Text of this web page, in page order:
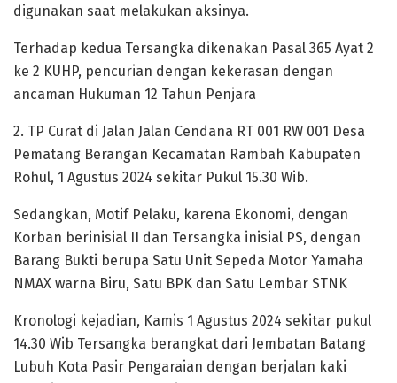
digunakan saat melakukan aksinya.
Terhadap kedua Tersangka dikenakan Pasal 365 Ayat 2
ke 2 KUHP, pencurian dengan kekerasan dengan
ancaman Hukuman 12 Tahun Penjara
2. TP Curat di Jalan Jalan Cendana RT 001 RW 001 Desa
Pematang Berangan Kecamatan Rambah Kabupaten
Rohul, 1 Agustus 2024 sekitar Pukul 15.30 Wib.
Sedangkan, Motif Pelaku, karena Ekonomi, dengan
Korban berinisial II dan Tersangka inisial PS, dengan
Barang Bukti berupa Satu Unit Sepeda Motor Yamaha
NMAX warna Biru, Satu BPK dan Satu Lembar STNK
Kronologi kejadian, Kamis 1 Agustus 2024 sekitar pukul
14.30 Wib Tersangka berangkat dari Jembatan Batang
Lubuh Kota Pasir Pengaraian dengan berjalan kaki